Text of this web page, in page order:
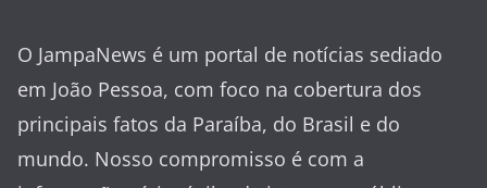
O JampaNews é um portal de notícias sediado
em João Pessoa, com foco na cobertura dos
principais fatos da Paraíba, do Brasil e do
mundo. Nosso compromisso é com a